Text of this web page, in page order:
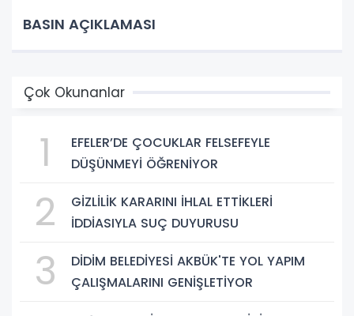
BASIN AÇIKLAMASI
Çok Okunanlar
1
EFELER’DE ÇOCUKLAR FELSEFEYLE
DÜŞÜNMEYİ ÖĞRENİYOR
2
GİZLİLİK KARARINI İHLAL ETTİKLERİ
İDDİASIYLA SUÇ DUYURUSU
3
DİDİM BELEDİYESİ AKBÜK'TE YOL YAPIM
ÇALIŞMALARINI GENİŞLETİYOR